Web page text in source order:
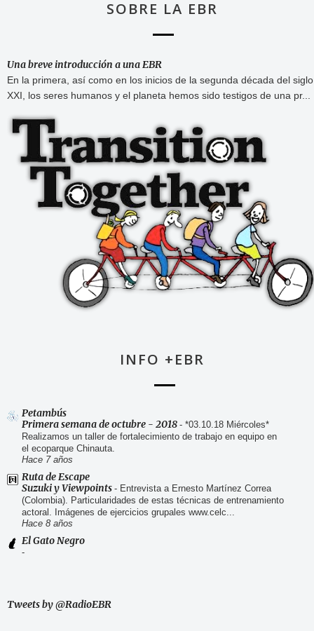
SOBRE LA EBR
Una breve introducción a una EBR
En la primera, así como en los inicios de la segunda década del siglo
XXI, los seres humanos y el planeta hemos sido testigos de una pr...
INFO +EBR
Petambús
Primera semana de octubre - 2018 - *03.10.18 Miércoles*
Realizamos un taller de fortalecimiento de trabajo en equipo en
el ecoparque Chinauta.
Hace 7 años
Ruta de Escape
Suzuki y Viewpoints - Entrevista a Ernesto Martínez Correa
(Colombia). Particularidades de estas técnicas de entrenamiento
actoral. Imágenes de ejercicios grupales www.celc...
Hace 8 años
El Gato Negro
-
Tweets by @RadioEBR